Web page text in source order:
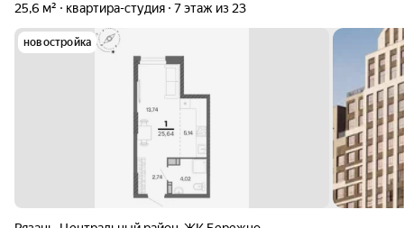
25,6 м²
квартира-студия 7 этаж из 23
новостройка